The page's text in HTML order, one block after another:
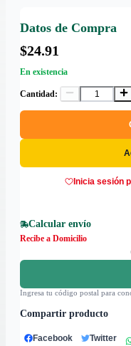
Datos de Compra
$24.91
En existencia
Cantidad:
Inicia sesión
Calcular envío
Recibe a Domicilio
Ingresa tu código postal para
Compartir producto
Facebook Twitter